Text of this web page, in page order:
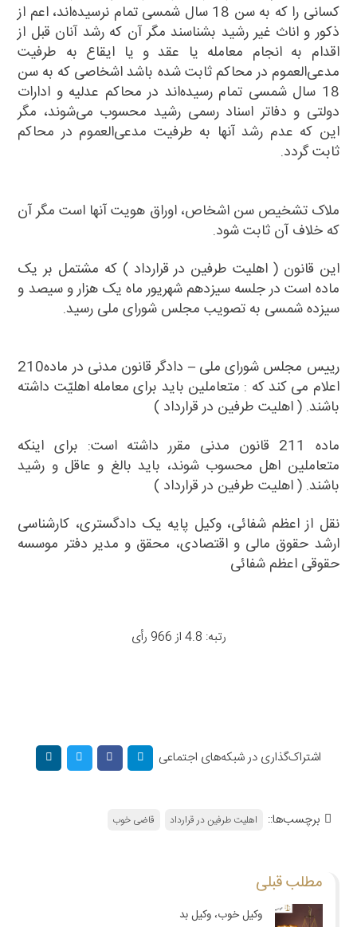
کسانی را که به سن 18 سال شمسی تمام نرسیده‌اند، اعم از
ذکور و اناث غیر رشید بشناسند مگر آن که رشد آنان قبل از
اقدام به انجام‌ معامله یا عقد و یا ایقاع به طرفیت
مدعی‌العموم در محاکم ثابت شده باشد اشخاصی که به سن
18 سال شمسی تمام رسیده‌اند در محاکم عدلیه و ادارات‌
دولتی و دفاتر اسناد رسمی رشید محسوب می‌شوند، مگر
این که عدم رشد آنها به طرفیت مدعی‌العموم در محاکم
ثابت گردد.
ملاک تشخیص سن اشخاص، اوراق هویت آنها است مگر آن
که خلاف آن ثابت شود.
‌این قانون ( اهلیت طرفین در قرارداد ) که مشتمل بر یک
ماده است در جلسه سیزدهم شهریور ماه یک هزار و سیصد و
سیزده شمسی به تصویب مجلس شورای ملی رسید.
رییس مجلس شورای ملی – دادگر قانون مدنی در ماده210
اعلام می کند که : متعاملین باید برای معامله اهلیّت داشته
باشند. ( اهلیت طرفین در قرارداد )
ماده 211
قانون مدنی مقرر داشته است: برای اینکه
متعاملین اهل محسوب شوند، باید بالغ و عاقل و رشید
باشند. ( اهلیت طرفین در قرارداد )
نقل از اعظم شفائی، وکیل پایه یک دادگستری، کارشناسی
ارشد حقوق مالی و اقتصادی، محقق و مدیر دفتر موسسه
حقوقی اعظم شفائی
رتبه: 4.8 از 966 رأی
اشتراک‌گذاری در شبکه‌های اجتماعی
برچسب‌ها:: اهلیت طرفین در قرارداد قاضی خوب
مطلب قبلی
وکیل خوب، وکیل بد